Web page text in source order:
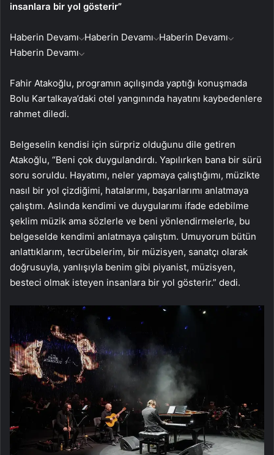
insanlara bir yol gösterir”
Haberin Devamı Haberin Devamı Haberin Devamı
Haberin Devamı
Fahir Atakoğlu, programın açılışında yaptığı konuşmada
Bolu Kartalkaya’daki otel yangınında hayatını kaybedenlere
rahmet diledi.
Belgeselin kendisi için sürpriz olduğunu dile getiren
Atakoğlu, “Beni çok duygulandırdı. Yapılırken bana bir sürü
soru soruldu. Hayatımı, neler yapmaya çalıştığımı, müzikte
nasıl bir yol çizdiğimi, hatalarımı, başarılarımı anlatmaya
çalıştım. Aslında kendimi ve duygularımı ifade edebilme
şeklim müzik ama sözlerle ve beni yönlendirmelerle, bu
belgeselde kendimi anlatmaya çalıştım. Umuyorum bütün
anlattıklarım, tecrübelerim, bir müzisyen, sanatçı olarak
doğrusuyla, yanlışıyla benim gibi piyanist, müzisyen,
besteci olmak isteyen insanlara bir yol gösterir.” dedi.